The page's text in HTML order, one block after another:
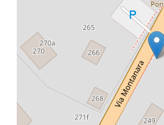
Eventi
Chiedi al
bibliotecario